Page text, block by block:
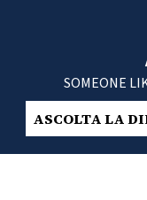
SOMEONE
ASCOLTA LA